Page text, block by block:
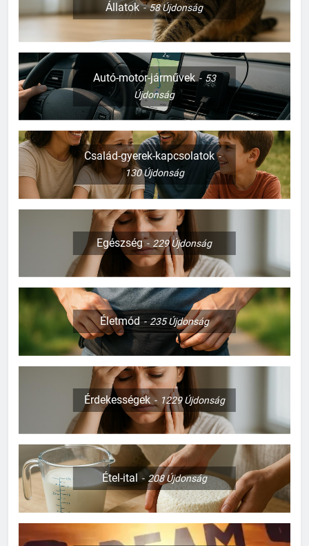
Állatok 58Újdonság
Autó-motor-járművek
53
Újdonság
Család-gyerek-kapcsolatok
130Újdonság
Egészség 229Újdonság
Életmód 235Újdonság
Érdekességek 1229Újdonság
Étel-ital 208Újdonság